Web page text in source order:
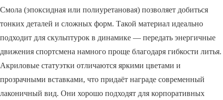
Смола (эпоксидная или полиуретановая) позволяет добиться
тонких деталей и сложных форм. Такой материал идеально
подходит для скульптурок в динамике — передать энергичные
движения спортсмена намного проще благодаря гибкости литья.
Акриловые статуэтки отличаются яркими цветами и
прозрачными вставками, что придаёт награде современный
лаконичный вид. Они хорошо подходят для корпоративных